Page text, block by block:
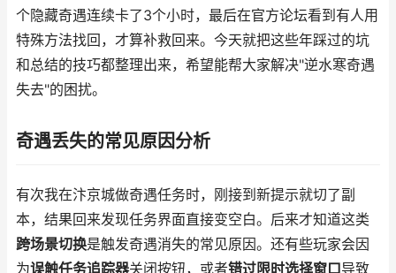
个隐藏奇遇连续卡了3个小时，最后在官方论坛看到有人用
特殊方法找回，才算补救回来。今天就把这些年踩过的坑
和总结的技巧都整理出来，希望能帮大家解决"逆水寒奇遇
失去"的困扰。
奇遇丢失的常见原因分析
有次我在汴京城做奇遇任务时，刚接到新提示就切了副
本，结果回来发现任务界面直接变空白。后来才知道这类
跨场景切换是触发奇遇消失的常见原因。还有些玩家会因
为误触任务追踪器关闭按钮，或者错过限时选择窗口导致